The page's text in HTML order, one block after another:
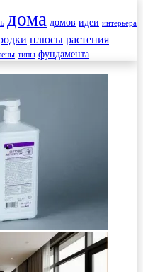
дома домов идеи интерьера
плюсы растения
типы фундамента